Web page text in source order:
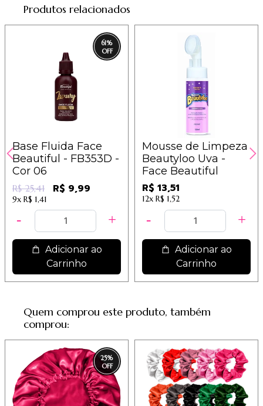
Produtos relacionados
Mousse de Limpeza
Beautyloo Uva -
Face Beautiful
R$ 13,51
12xR$ 1,52
Adicionar ao
Carrinho
Esfoliante Corporal
Bisnaga Face
Beautiful - Morango
Sem estoque
Quem comprou este produto, também
comprou:
25%